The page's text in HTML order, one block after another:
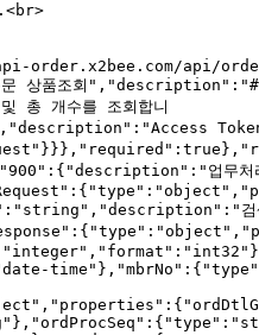
api/
조회","description":"##
총 개수를 조회합니
업무
검색종